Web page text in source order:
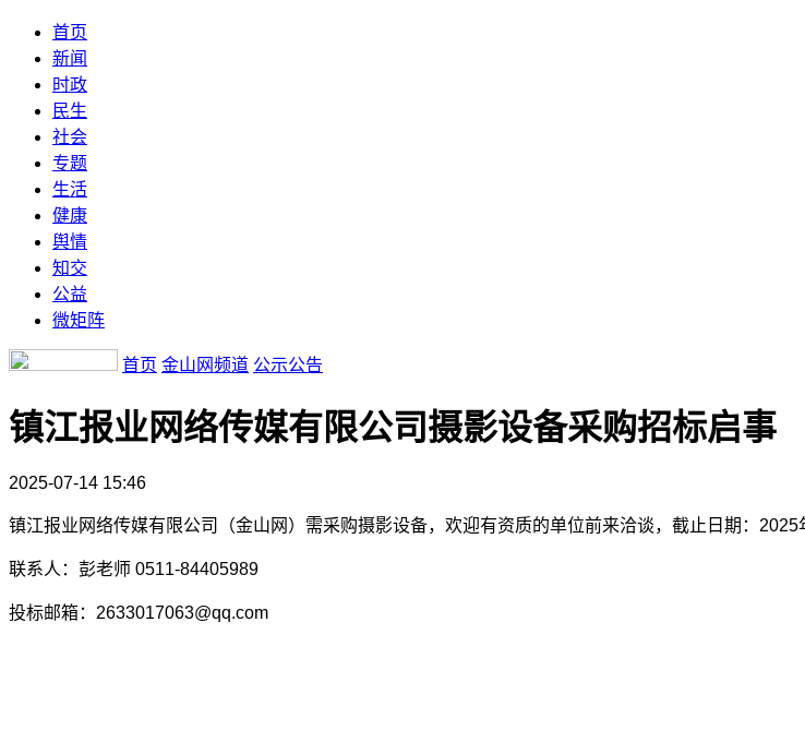
首页
新闻
时政
民生
社会
专题
生活
健康
舆情
知交
公益
微矩阵
首页 金山网频道 公示公告
镇江报业网络传媒有限公司摄影设备采购招标启事
2025-07-14 15:46
镇江报业网络传媒有限公司（金山网）需采购摄影设备，欢迎有资质的单位前来洽谈， 截止日期：2025
联系人：彭老师 0511-84405989
投标邮箱：2633017063@qq.com